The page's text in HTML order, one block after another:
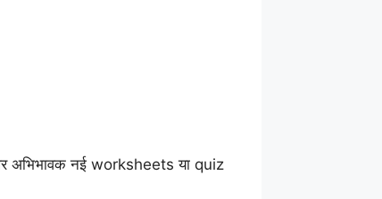
अभिभावक नई worksheets या quiz